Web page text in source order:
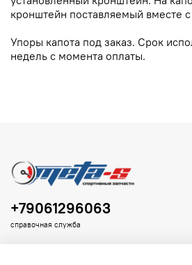
кронштейн поставляемый вместе
Упоры капота под заказ. Срок
недель с момента оплаты.
+79061296063
справочная служба